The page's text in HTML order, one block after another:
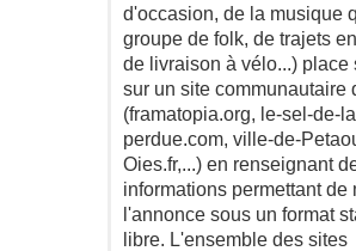
d'occasion, de la musique
groupe de folk, de trajets
de livraison à vélo...) place
sur un site communautaire
(framatopia.org, le-sel-de-
perdue.com, ville-de-
Oies.fr,...) en renseignant
informations permettant de
l'annonce sous un format
libre. L'ensemble des sites